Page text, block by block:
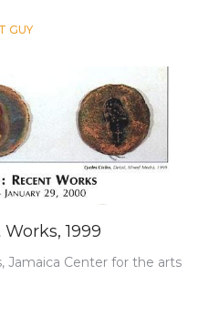
GUY
1999
Jamaica Center for the arts